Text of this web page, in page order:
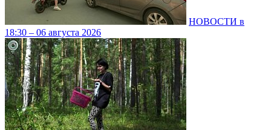
НОВОСТИ в
18:30 – 06 августа 2026